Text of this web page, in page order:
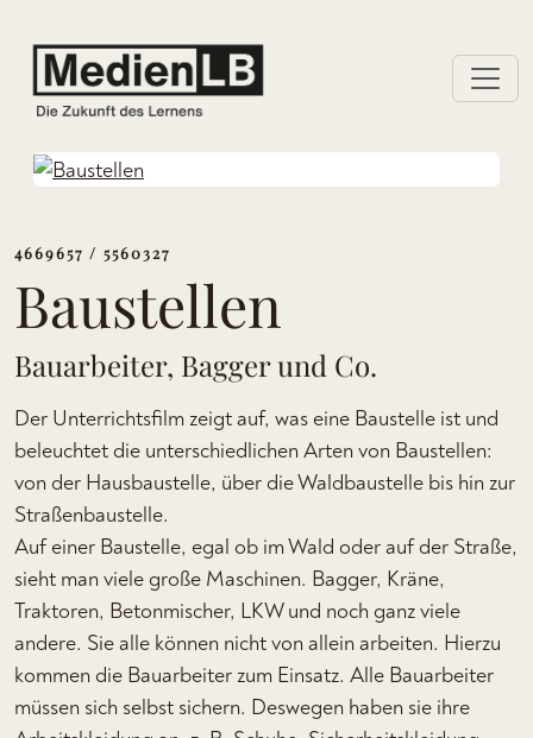
4669657 / 5560327
Baustellen
Bauarbeiter, Bagger und Co.
Der Unterrichtsfilm zeigt auf, was eine Baustelle ist und
beleuchtet die unterschiedlichen Arten von Baustellen:
von der Hausbaustelle, über die Waldbaustelle bis hin zur
Straßenbaustelle.
Auf einer Baustelle, egal ob im Wald oder auf der Straße,
sieht man viele große Maschinen. Bagger, Kräne,
Traktoren, Betonmischer, LKW und noch ganz viele
andere. Sie alle können nicht von allein arbeiten. Hierzu
kommen die Bauarbeiter zum Einsatz. Alle Bauarbeiter
müssen sich selbst sichern. Deswegen haben sie ihre